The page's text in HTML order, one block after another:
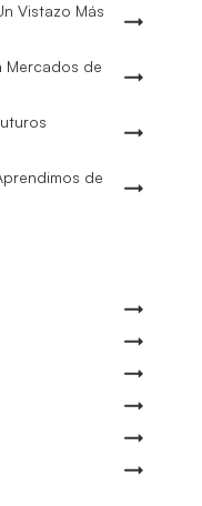
Vistazo Más
Mercados de
de